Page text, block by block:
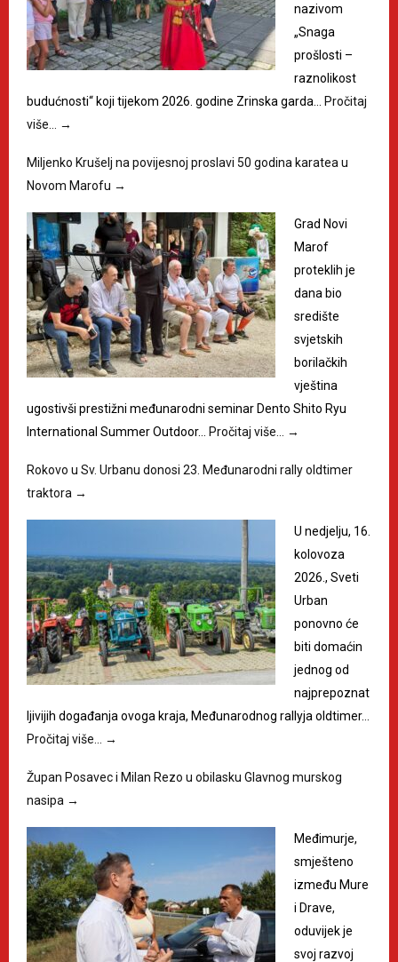
nazivom
„Snaga
prošlosti –
raznolikost
budućnosti“ koji tijekom 2026. godine Zrinska garda…
Pročitaj
više…
→
Miljenko Krušelj na povijesnoj proslavi 50 godina karatea u
Novom Marofu →
Grad Novi
Marof
proteklih je
dana bio
središte
svjetskih
borilačkih
vještina
ugostivši prestižni međunarodni seminar Dento Shito Ryu
International Summer Outdoor…
Pročitaj više… →
Rokovo u Sv. Urbanu donosi 23. Međunarodni rally oldtimer
traktora →
U nedjelju, 16.
kolovoza
2026., Sveti
Urban
ponovno će
biti domaćin
jednog od
najprepoznat
ljivijih događanja ovoga kraja, Međunarodnog rallyja oldtimer…
Pročitaj više…
→
Župan Posavec i Milan Rezo u obilasku Glavnog murskog
nasipa →
Međimurje,
smješteno
između Mure
i Drave,
oduvijek je
svoj razvoj